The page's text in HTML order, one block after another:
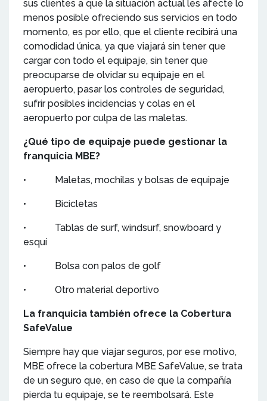
sus clientes a que la situación actual les afecte lo
menos posible ofreciendo sus servicios en todo
momento, es por ello, que el cliente recibirá una
comodidad única, ya que viajará sin tener que
cargar con todo el equipaje, sin tener que
preocuparse de olvidar su equipaje en el
aeropuerto, pasar los controles de seguridad,
sufrir posibles incidencias y colas en el
aeropuerto por culpa de las maletas.
¿Qué tipo de equipaje puede gestionar la
franquicia MBE?
• Maletas, mochilas y bolsas de equipaje
• Bicicletas
• Tablas de surf, windsurf, snowboard y
esquí
• Bolsa con palos de golf
• Otro material deportivo
La franquicia también ofrece la Cobertura
SafeValue
Siempre hay que viajar seguros, por ese motivo,
MBE ofrece la cobertura MBE SafeValue, se trata
de un seguro que, en caso de que la compañía
pierda tu equipaje, se te reembolsará. Este